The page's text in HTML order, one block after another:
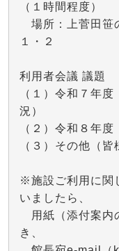
（１時間程度）
場所：上菅田笹
１・２
利用者会議 議題
（１）令和７年
況）
（２）令和８年
（３）その他（
※施設ご利用に関
いましたら、
用紙（添付案内
き、